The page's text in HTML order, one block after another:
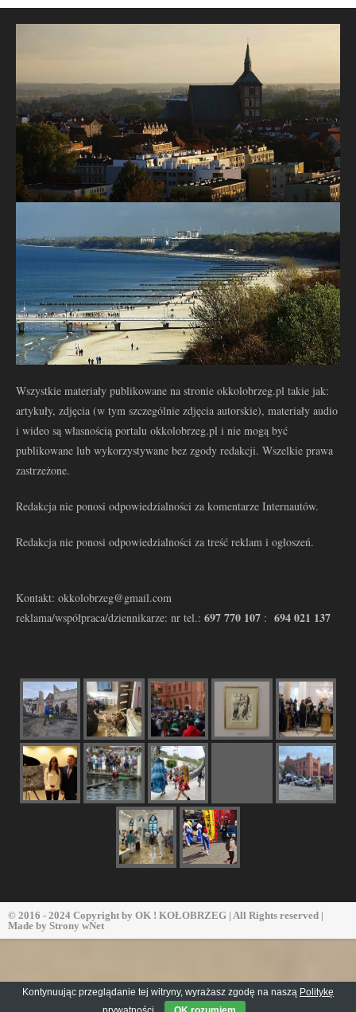
Wszystkie materiały publikowane na stronie okkolobrzeg.pl takie jak:
artykuły, zdjęcia (w tym szczególnie zdjęcia autorskie), materiały audio
i wideo są własnością portalu okkolobrzeg.pl i nie mogą być
publikowane lub wykorzystywane bez zgody redakcji. Wszelkie prawa
zastrzeżone.
Redakcja nie ponosi odpowiedzialności za komentarze Internautów.
Redakcja nie ponosi odpowiedzialności za treść reklam i ogłoszeń.
Kontakt: okkolobrzeg@gmail.com
reklama/współpraca/dziennikarze: nr tel.: 697 770 107 : 694 021 137
© 2016 - 2024 Copyright by OK ! KOŁOBRZEG | All Rights reserved |
Made by Strony wNet
Kontynuując przeglądanie tej witryny, wyrażasz zgodę na naszą Politykę